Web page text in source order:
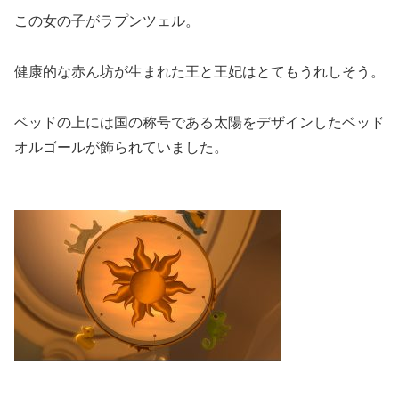
この女の子がラプンツェル。
健康的な赤ん坊が生まれた王と王妃はとてもうれしそう。
ベッドの上には国の称号である太陽をデザインしたベッド
オルゴールが飾られていました。